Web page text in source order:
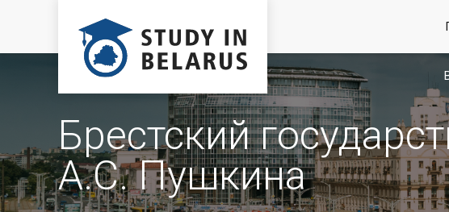
Брестский
А.С. Пушкина